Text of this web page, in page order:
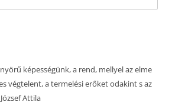
képességünk, a rend, mellyel az elme
végtelent, a termelési erőket odakint s az
Attila